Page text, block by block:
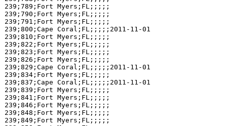
239;789;Fort Myers;FL;;;;;
239;790;Fort Myers;FL;;;;;
239;791;Fort Myers;FL;;;;;
239;800;Cape Coral;FL;;;;;2011-11-01
239;810;Fort Myers;FL;;;;;
239;822;Fort Myers;FL;;;;;
239;823;Fort Myers;FL;;;;;
239;826;Fort Myers;FL;;;;;
239;829;Cape Coral;FL;;;;;2011-11-01
239;834;Fort Myers;FL;;;;;
239;837;Cape Coral;FL;;;;;2011-11-01
239;839;Fort Myers;FL;;;;;
239;841;Fort Myers;FL;;;;;
239;846;Fort Myers;FL;;;;;
239;848;Fort Myers;FL;;;;;
239;849;Fort Myers;FL;;;;;